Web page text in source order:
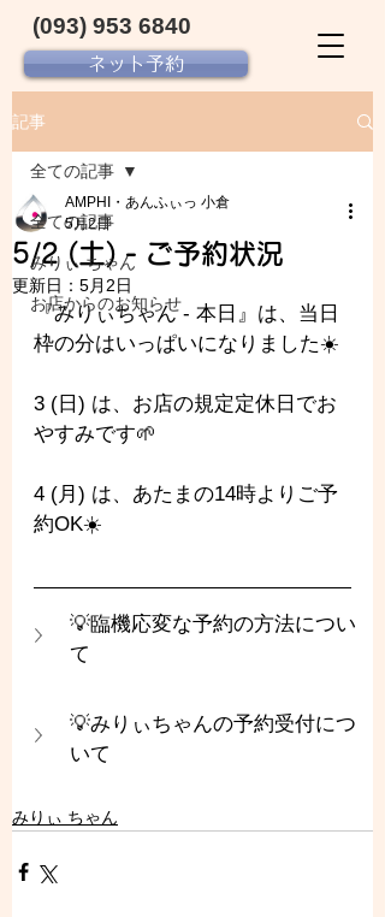
ネット予約
(093) 953 6840‬
記事
全ての記事
みりぃ ちゃん
お店からのお知らせ
全ての記事
5/2 (土) - ご予約状況
AMPHI・あんふぃっ 小倉
5月2日
更新日： 5月2日
『みりぃちゃん - 本日』は、当日
枠の分はいっぱいになりました☀️
3 (日) は、お店の規定定休日でお
やすみです🌱
4 (月) は、あたまの14時よりご予
約OK☀️
💡臨機応変な予約の方法につい
て
💡みりぃちゃんの予約受付につ
いて
みりぃ ちゃん